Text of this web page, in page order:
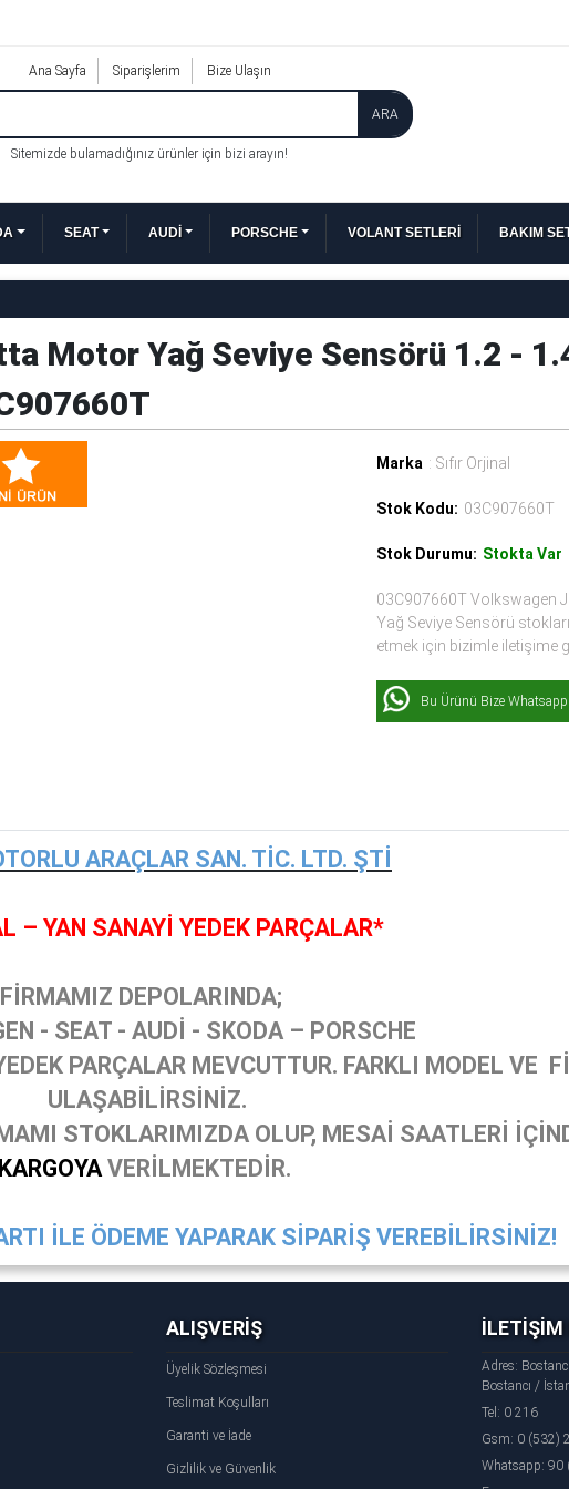
Ana Sayfa Siparişlerim Bize Ulaşın
ARA
Sitemizde bulamadığınız ürünler için bizi arayın!
SEAT AUDİ PORSCHE VOLANT SETLERİ BAKIM
Motor Yağ Seviye Sensörü 1.2 -
Marka : Sıfır Orjinal
Stok Kodu: 03C907660T
Stok Durumu: Stokta Var
03C907660T Volkswagen
Yağ Seviye Sensörü
etmek için bizimle iletişime
Bu Ürünü Bize
ARAÇLAR SAN. TİC. LTD. ŞTİ
– YAN SANAYİ YEDEK PARÇALAR*
FİRMAMIZ DEPOLARINDA;
- SEAT - AUDİ - SKODA – PORSCHE
PARÇALAR MEVCUTTUR. FARKLI MODEL VE
ULAŞABİLİRSİNİZ.
STOKLARIMIZDA OLUP, MESAİ SAATLERİ
KARGOYA VERİLMEKTEDİR.
İLE ÖDEME YAPARAK SİPARİŞ VEREBİLİRSİNİZ!
ALIŞVERİŞ
Üyelik Sözleşmesi
Teslimat Koşulları
Garanti ve İade
Gizlilik ve Güvenlik
İLETİŞİM
Adres:
Bostancı /
Tel: 0 216
Gsm: 0 (532)
Whatsapp: 90